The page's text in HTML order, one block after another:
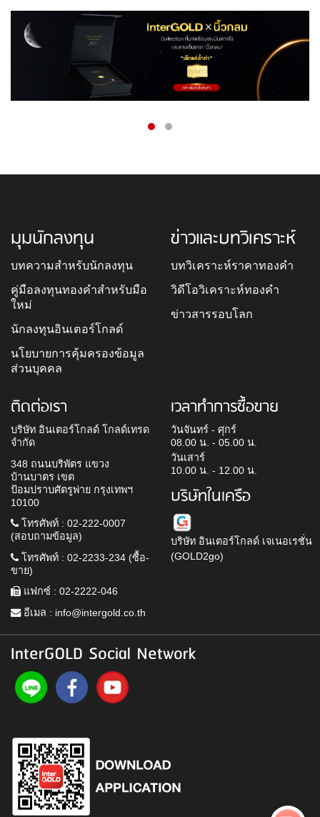
มุมนักลงทุน
บทความสำหรับนักลงทุน
คู่มือลงทุนทองคำสำหรับมือ
ใหม่
นักลงทุนอินเตอร์โกลด์
นโยบายการคุ้มครองข้อมูล
ส่วนบุคคล
ข่าวและบทวิเคราะห์
บทวิเคราะห์ราคาทองคำ
วิดีโอวิเคราะห์ทองคำ
ข่าวสารรอบโลก
ติดต่อเรา
บริษัท อินเตอร์โกลด์ โกลด์เทรด
จำกัด
348 ถนนบริพัตร แขวง
บ้านบาตร เขต
ป้อมปราบศัตรูพ่าย กรุงเทพฯ
10100
โทรศัพท์ : 02-222-0007
(สอบถามข้อมูล)
โทรศัพท์ : 02-2233-234 (ซื้อ-
ขาย)
แฟกซ์ : 02-2222-046
อีเมล : info@intergold.co.th
เวลาทำการซื้อขาย
วันจันทร์ - ศุกร์
08.00 น. - 05.00 น.
วันเสาร์
10.00 น. - 12.00 น.
บริษัทในเครือ
บริษัท อินเตอร์โกลด์ เจเนอเรชั่น
(GOLD2go)
InterGOLD Social Network